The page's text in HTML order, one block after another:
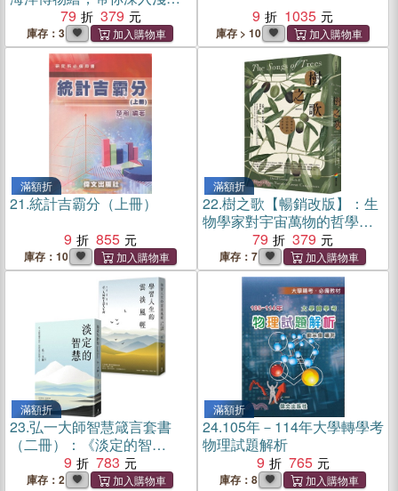
出，全方位探索洋流、地
形、鯨豚等自然知識（暢銷
紀念版）
79 379
庫存：3
9 1035
庫存 > 10
滿額折
21.統計吉霸分（上冊）
9
855
庫存：10
滿額折
22.樹之歌【暢銷改版】：生
物學家對宇宙萬物的哲學思
79 379
庫存：7
滿額折
23.弘一大師智慧箴言套書
（二冊）：《淡定的智
慧》、《學習人生的雲淡風
輕》
9 783
庫存：2
滿額折
24.105年－114年大學轉學考
物理試題解析
9
765
庫存：8